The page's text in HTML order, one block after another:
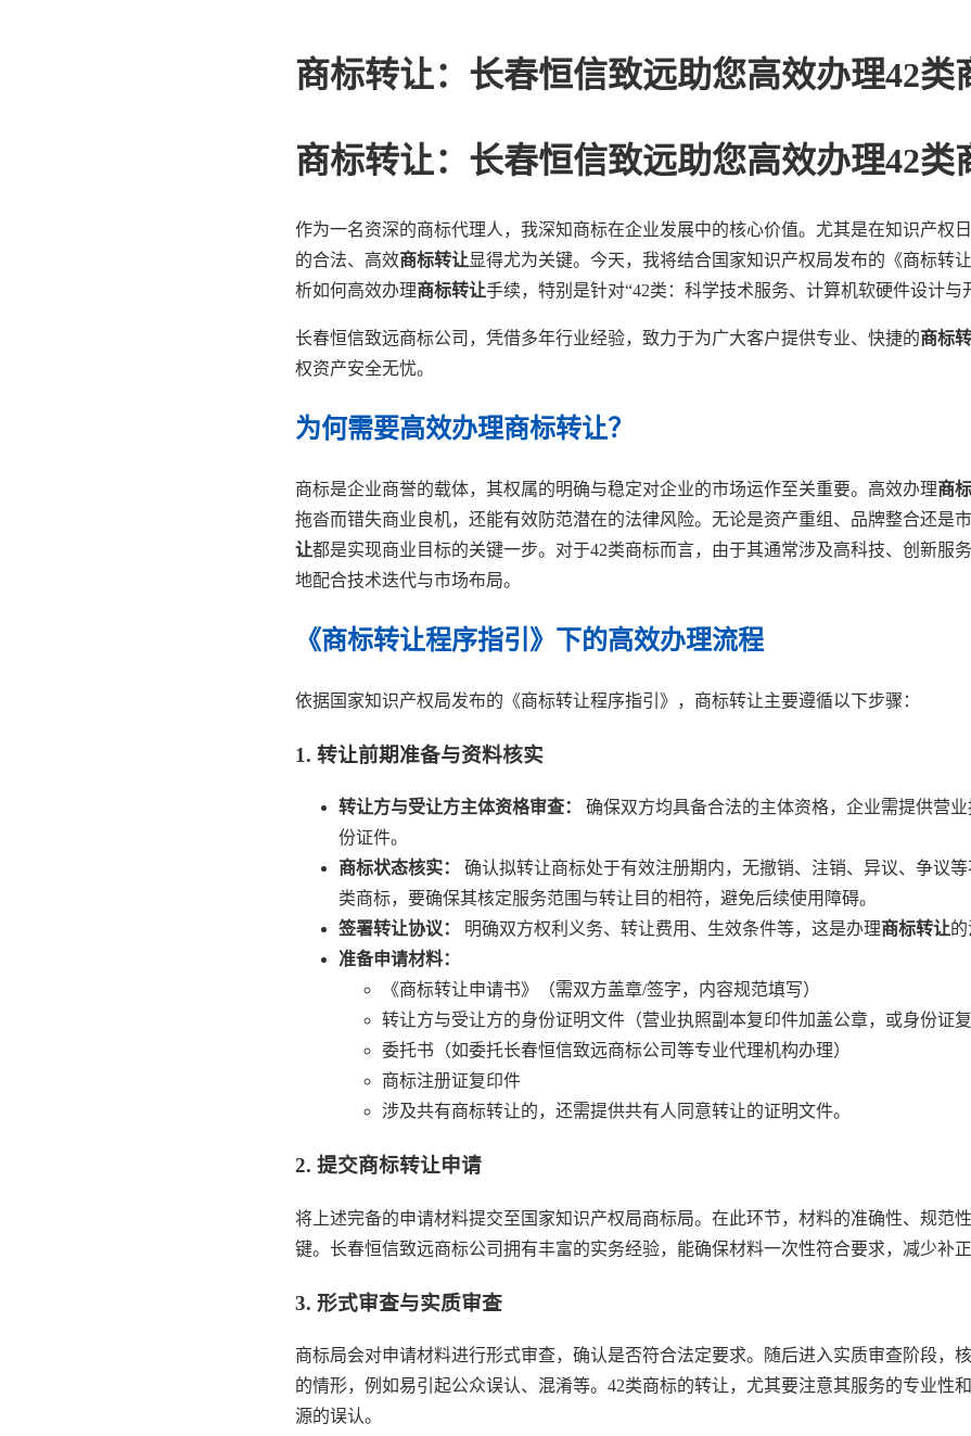
商标转让：长春恒信致远助您高效办理42类
商标转让：长春恒信致远助您高效办理42类
作为一名资深的商标代理人，我深知商标在企业发展中的核心价值。尤其是在知识产权
的合法、高效商标转让显得尤为关键。今天，我将结合国家知识产权局发布的《商标转
析如何高效办理商标转让手续，特别是针对“42类：科学技术服务、计算机软硬件设计与
长春恒信致远商标公司，凭借多年行业经验，致力于为广大客户提供专业、快捷的商标
权资产安全无忧。
为何需要高效办理商标转让？
商标是企业商誉的载体，其权属的明确与稳定对企业的市场运作至关重要。高效办理商
拖沓而错失商业良机，还能有效防范潜在的法律风险。无论是资产重组、品牌整合还是
让都是实现商业目标的关键一步。对于42类商标而言，由于其通常涉及高科技、创新服
地配合技术迭代与市场布局。
《商标转让程序指引》下的高效办理流程
依据国家知识产权局发布的《商标转让程序指引》，商标转让主要遵循以下步骤：
1. 转让前期准备与资料核实
转让方与受让方主体资格审查：
确保双方均具备合法的主体资格，企业需提供营
份证件。
商标状态核实：
确认拟转让商标处于有效注册期内，无撤销、注销、异议、争议
类商标，要确保其核定服务范围与转让目的相符，避免后续使用障碍。
签署转让协议：
明确双方权利义务、转让费用、生效条件等，这是办理商标转让的
准备申请材料：
《商标转让申请书》（需双方盖章/签字，内容规范填写）
转让方与受让方的身份证明文件（营业执照副本复印件加盖公章，或身份证复
委托书（如委托长春恒信致远商标公司等专业代理机构办理）
商标注册证复印件
涉及共有商标转让的，还需提供共有人同意转让的证明文件。
2. 提交商标转让申请
将上述完备的申请材料提交至国家知识产权局商标局。在此环节，材料的准确性、规范
键。长春恒信致远商标公司拥有丰富的实务经验，能确保材料一次性符合要求，减少补正
3. 形式审查与实质审查
商标局会对申请材料进行形式审查，确认是否符合法定要求。随后进入实质审查阶段，
的情形，例如易引起公众误认、混淆等。42类商标的转让，尤其要注意其服务的专业性
源的误认。